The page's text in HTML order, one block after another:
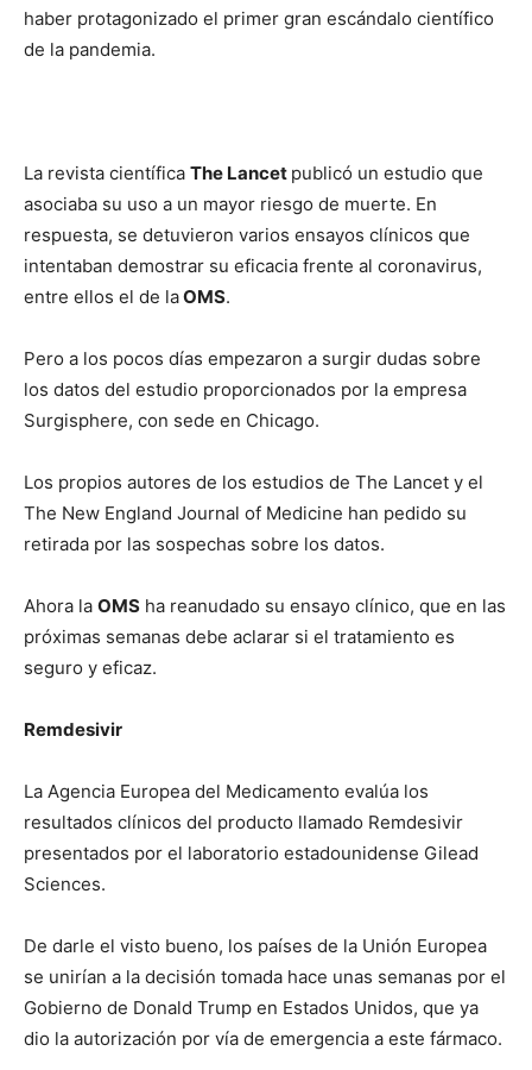
haber protagonizado el primer gran escándalo científico
de la pandemia.
La revista científica The Lancet publicó un estudio que
asociaba su uso a un mayor riesgo de muerte. En
respuesta, se detuvieron varios ensayos clínicos que
intentaban demostrar su eficacia frente al coronavirus,
entre ellos el de laOMS.
Pero a los pocos días empezaron a surgir dudas sobre
los datos del estudio proporcionados por la empresa
Surgisphere, con sede en Chicago.
Los propios autores de los estudios de The Lancet y el
The New England Journal of Medicine han pedido su
retirada por las sospechas sobre los datos.
Ahora la OMS ha reanudado su ensayo clínico, que en las
próximas semanas debe aclarar si el tratamiento es
seguro y eficaz.
Remdesivir
La Agencia Europea del Medicamento evalúa los
resultados clínicos del producto llamado Remdesivir
presentados por el laboratorio estadounidense Gilead
Sciences.
De darle el visto bueno, los países de la Unión Europea
se unirían a la decisión tomada hace unas semanas por el
Gobierno de Donald Trump en Estados Unidos, que ya
dio la autorización por vía de emergencia a este fármaco.